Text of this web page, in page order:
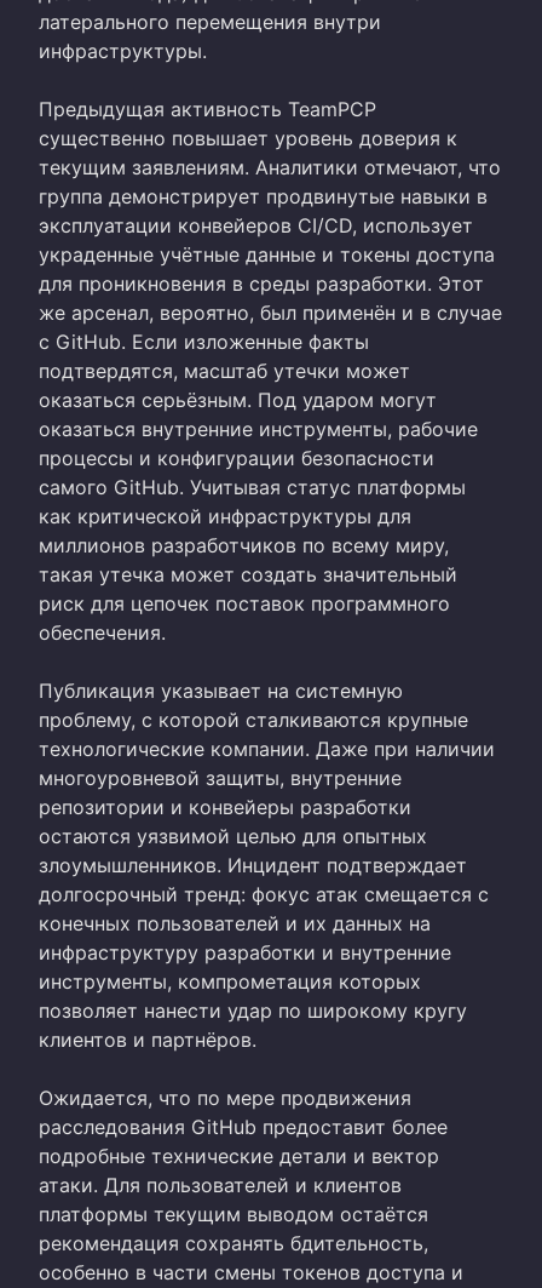
латерального перемещения внутри
инфраструктуры.
Предыдущая активность TeamPCP
существенно повышает уровень доверия к
текущим заявлениям. Аналитики отмечают, что
группа демонстрирует продвинутые навыки в
эксплуатации конвейеров CI/CD, использует
украденные учётные данные и токены доступа
для проникновения в среды разработки. Этот
же арсенал, вероятно, был применён и в случае
с GitHub. Если изложенные факты
подтвердятся, масштаб утечки может
оказаться серьёзным. Под ударом могут
оказаться внутренние инструменты, рабочие
процессы и конфигурации безопасности
самого GitHub. Учитывая статус платформы
как критической инфраструктуры для
миллионов разработчиков по всему миру,
такая утечка может создать значительный
риск для цепочек поставок программного
обеспечения.
Публикация указывает на системную
проблему, с которой сталкиваются крупные
технологические компании. Даже при наличии
многоуровневой защиты, внутренние
репозитории и конвейеры разработки
остаются уязвимой целью для опытных
злоумышленников. Инцидент подтверждает
долгосрочный тренд: фокус атак смещается с
конечных пользователей и их данных на
инфраструктуру разработки и внутренние
инструменты, компрометация которых
позволяет нанести удар по широкому кругу
клиентов и партнёров.
Ожидается, что по мере продвижения
расследования GitHub предоставит более
подробные технические детали и вектор
атаки. Для пользователей и клиентов
платформы текущим выводом остаётся
рекомендация сохранять бдительность,
особенно в части смены токенов доступа и